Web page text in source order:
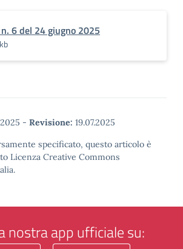
6 del 24 giugno 2025
- Revisione: 19.07.2025
specificato, questo articolo è
Licenza Creative Commons
nostra app ufficiale su: